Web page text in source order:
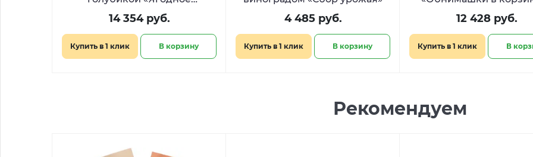
созвездие»
14 354 руб.
Купить в 1 клик В корзину
4 485 руб.
Купить в 1 клик В корзину
12 428 руб.
Купить в 1 клик В
Рекомендуем